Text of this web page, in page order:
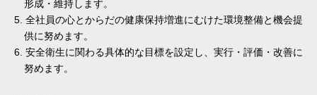
形成・維持します。
全社員の心とからだの健康保持増進にむけた環境整備と機会提
供に努めます。
安全衛生に関わる具体的な目標を設定し、実行・評価・改善に
努めます。